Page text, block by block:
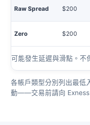
Raw Spread $200
Zero $200
可能發生延遲與滑點。不
各帳戶類型分別列出最低
動——交易前請向 Exness